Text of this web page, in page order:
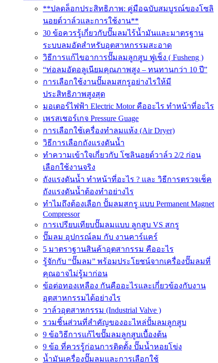
**ปลดล็อกประสิทธิภาพ: คู่มือฉบับสมบูรณ์ของโซลิ
นอยด์วาล์วและการใช้งาน**
30 ข้อควรรู้เกี่ยวกับปั๊มลมไร้น้ำมันและมาตรฐาน
ระบบลมอัดสำหรับอุตสาหกรรมสะอาด
วิธีการแก้ไขอาการปั๊มลมลูกสูบ ฟูเช็ง ( Fusheng )
“ท่อลมอัดอลูเนียมคุณภาพสูง – ทนทานกว่า 10 ปี”
การเลือกใช้งานปั๊มลมสกรูอย่างไรให้มี
ประสิทธิภาพสูงสุด
มอเตอร์ไฟฟ้า Electric Motor คืออะไร ทำหน้าที่อะไร
เพรสเชอร์เกจ Pressure Guage
การเลือกใช้เครื่องทำลมแห้ง (Air Dryer)
วิธีการเลือกถังแรงดันน้ำ
ทำความเข้าใจเกี่ยวกับ โซลินอยด์วาล์ว 2/2 ก่อน
เลือกใช้งานจริง
ถังแรงดันน้ำ ทำหน้าที่อะไร ? และ วิธีการตรวจเช็ค
ถังแรงดันน้ำต้องทำอย่างไร
ทำไมถึงต้องเลือก ปั้มลมสกรู แบบ Permanent Magnet
Compressor
การเปรียบเทียบปั๊มลมแบบ ลูกสูบ VS สกรู
ปั๊มลม อุปกรณ์ลม กับ งานคาร์แคร์
5 มาตราฐานสินค้าอุตสากรรม คืออะไร
รู้จักกับ “ปั๊มลม” พร้อมประโยชน์จากเครื่องปั๊มลมที่
คุณอาจไม่รู้มาก่อน
ข้อต่อทองเหลือง กันคืออะไรและเกี่ยวข้องกับงาน
อุตสาหกรรมได้อย่างไร
วาล์วอุตสาหกรรม (Industrial Valve )
รวมชิ้นส่วนที่สำคัญของอะไหล่ปั้มลมลูกสูบ
9 ข้อวิธีการแก้ไขปั๊มลมลูกสูบเบื้องต้น
9 ข้อ ที่ควรรู้ก่อนการติดตั้ง ปั๊มน้ำหอยโข่ง
น้ำมันเครื่องปั๊มลมและการเลือกใช้